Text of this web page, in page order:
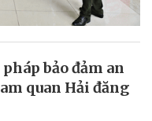
bảo đảm an
quan Hải đăng